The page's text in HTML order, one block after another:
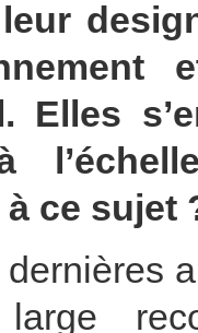
Elles
ce sujet